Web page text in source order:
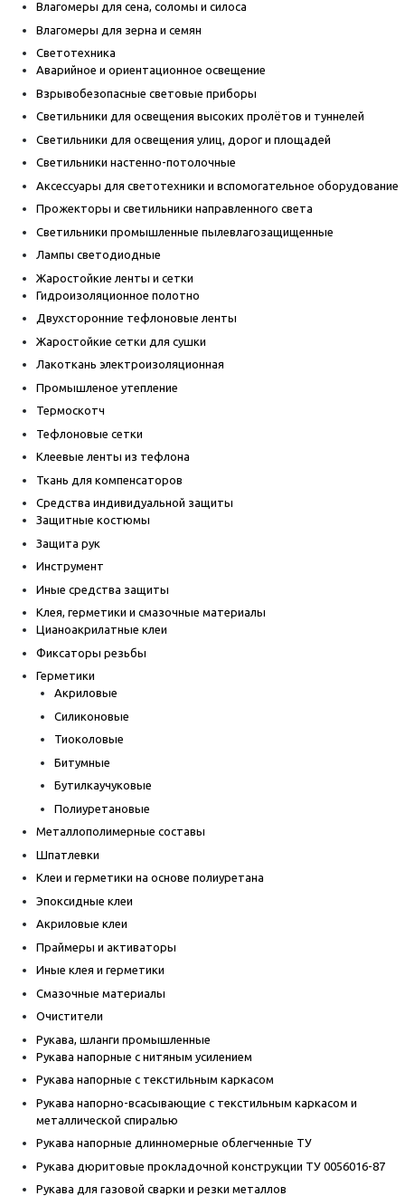
Влагомеры для сена, соломы и силоса
Влагомеры для зерна и семян
Светотехника
Аварийное и ориентационное освещение
Взрывобезопасные световые приборы
Светильники для освещения высоких пролётов и туннелей
Светильники для освещения улиц, дорог и площадей
Светильники настенно-потолочные
Аксессуары для светотехники и вспомогательное оборудование
Прожекторы и светильники направленного света
Светильники промышленные пылевлагозащищенные
Лампы светодиодные
Жаростойкие ленты и сетки
Гидроизоляционное полотно
Двухсторонние тефлоновые ленты
Жаростойкие сетки для сушки
Лакоткань электроизоляционная
Промышленое утепление
Термоскотч
Тефлоновые сетки
Клеевые ленты из тефлона
Ткань для компенсаторов
Средства индивидуальной защиты
Защитные костюмы
Защита рук
Инструмент
Иные средства защиты
Клея, герметики и смазочные материалы
Цианоакрилатные клеи
Фиксаторы резьбы
Герметики
Акриловые
Силиконовые
Тиоколовые
Битумные
Бутилкаучуковые
Полиуретановые
Металлополимерные составы
Шпатлевки
Клеи и герметики на основе полиуретана
Эпоксидные клеи
Акриловые клеи
Праймеры и активаторы
Иные клея и герметики
Смазочные материалы
Очистители
Рукава, шланги промышленные
Рукава напорные с нитяным усилением
Рукава напорные с текстильным каркасом
Рукава напорно-всасывающие с текстильным каркасом и
металлической спиралью
Рукава напорные длинномерные облегченные ТУ
Рукава дюритовые прокладочной конструкции ТУ 0056016-87
Рукава для газовой сварки и резки металлов